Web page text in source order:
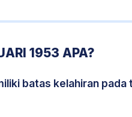
1953 APA?
batas kelahiran